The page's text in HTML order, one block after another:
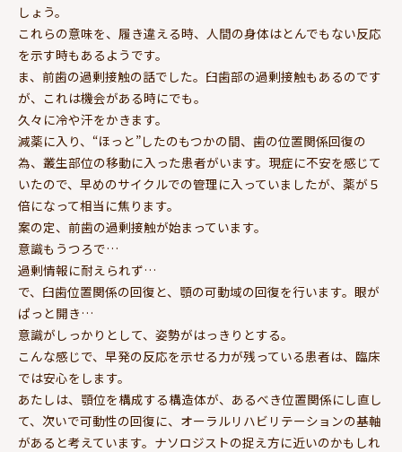
しょう。
これらの意味を、履き違える時、人間の身体はとんでもない反応
を示す時もあるようです。
ま、前歯の過剰接触の話でした。臼歯部の過剰接触もあるのです
が、これは機会がある時にでも。
久々に冷や汗をかきます。
減薬に入り、“ほっと”したのもつかの間、歯の位置関係回復の
為、叢生部位の移動に入った患者がいます。現症に不安を感じて
いたので、早めのサイクルでの管理に入っていましたが、薬が５
倍になって相当に焦ります。
案の定、前歯の過剰接触が始まっています。
意識もうつろで…
過剰情報に耐えられず…
で、臼歯位置関係の回復と、顎の可動域の回復を行います。眼が
ぱっと開き…
意識がしっかりとして、姿勢がはっきりとする。
こんな感じで、早発の反応を示せる力が残っている患者は、臨床
では安心をします。
あたしは、顎位を構成する構造体が、あるべき位置関係にし直し
て、次いで可動性の回復に、オーラルリハビリテーションの基軸
があると考えています。ナソロジストの捉え方に近いのかもしれ